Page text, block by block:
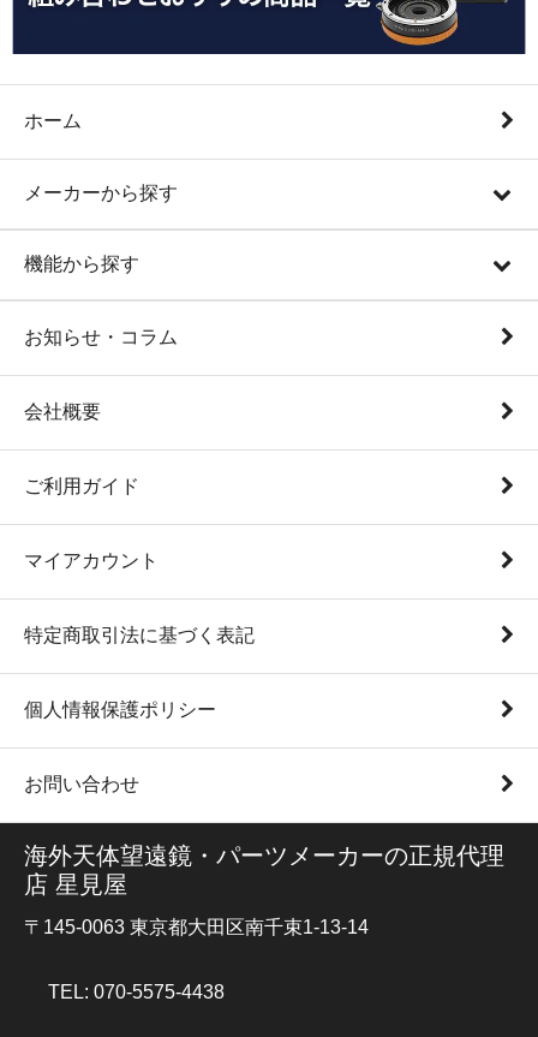
ホーム
メーカーから探す
機能から探す
お知らせ・コラム
会社概要
ご利用ガイド
マイアカウント
特定商取引法に基づく表記
個人情報保護ポリシー
お問い合わせ
海外天体望遠鏡・パーツメーカーの正規代理
店 星見屋
〒145-0063 東京都大田区南千束1-13-14
TEL: 070-5575-4438